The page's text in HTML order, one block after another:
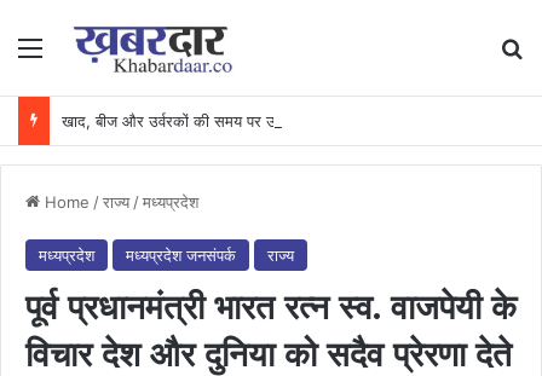
Menu
Home /राज्य /मध्यप्रदेश
मध्यप्रदेश मध्यप्रदेश जनसंपर्क राज्य
पूर्व प्रधानमंत्री भारत रत्न स्व. वाजपेयी के
विचार देश और दुनिया को सदैव प्रेरणा देते